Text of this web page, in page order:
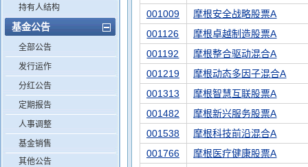
持有人结构
基金公告
全部公告
发行运作
分红公告
定期报告
人事调整
基金销售
其他公告
001009
摩根安全战略股票A
001126
摩根卓越制造股票A
001192
摩根整合驱动混合A
001219
摩根动态多因子混合A
001313
摩根智慧互联股票A
001482
摩根新兴服务股票A
001538
摩根科技前沿混合A
001766
摩根医疗健康股票A